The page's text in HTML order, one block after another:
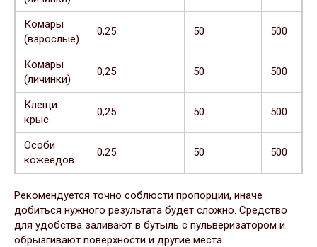
Комары
(взрослые)
0,25 50 500
Комары
(личинки)
0,25 50 500
Клещи
крыс
0,25 50 500
Особи
кожеедов
0,25 50 500
Рекомендуется точно соблюсти пропорции, иначе
добиться нужного результата будет сложно. Средство
для удобства заливают в бутыль с пульверизатором и
обрызгивают поверхности и другие места.